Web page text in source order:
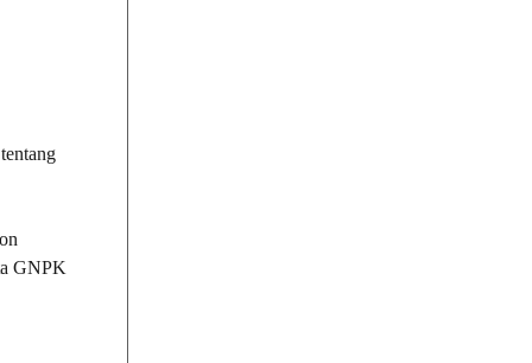
GNPK